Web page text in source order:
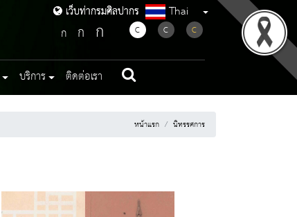
เว็บท่ากรมศิลปากร
เว็บท่ากรมศิลปากร Thai
ก ก ก C C C
บริการ ติดต่อเรา
หน้าแรก นิทรรศการ